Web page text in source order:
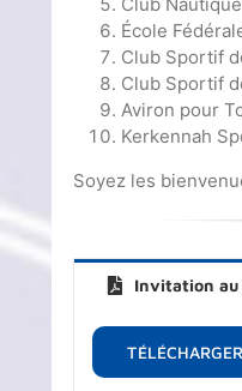
École
Club Sportif
Club Sportif
Aviron pour
Kerkennah
Soyez les
Invitation au
TÉLÉCHARGER